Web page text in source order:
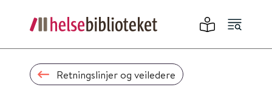
Retningslinjer og veiledere